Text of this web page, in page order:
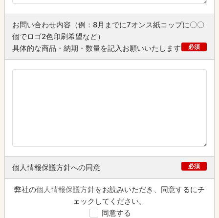
お問い合わせ内容（例：8月までに7オンス紙コップに〇〇
個でロゴ2色印刷希望など）
具体的な商品・納期・数量を記入お願いいたします
必須
個人情報保護方針への同意 必須
弊社の個人情報保護方針をお読みいただき、同意するにチ
ェックしてください。
同意する